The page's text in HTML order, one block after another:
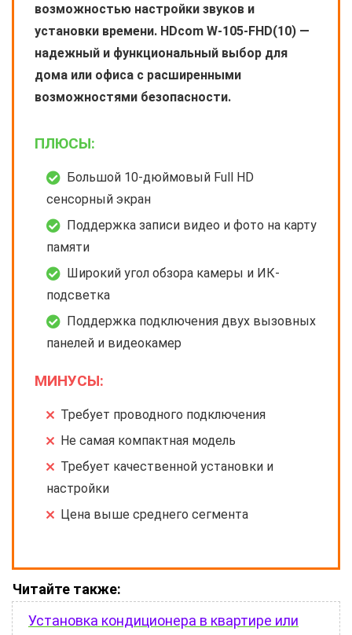
возможностью настройки звуков и
установки времени. HDcom W-105-FHD(10) —
надежный и функциональный выбор для
дома или офиса с расширенными
возможностями безопасности.
ПЛЮСЫ:
Большой 10-дюймовый Full HD
сенсорный экран
Поддержка записи видео и фото на карту
памяти
Широкий угол обзора камеры и ИК-
подсветка
Поддержка подключения двух вызовных
панелей и видеокамер
МИНУСЫ:
Требует проводного подключения
Не самая компактная модель
Требует качественной установки и
настройки
Цена выше среднего сегмента
Читайте также:
Установка кондиционера в квартире или